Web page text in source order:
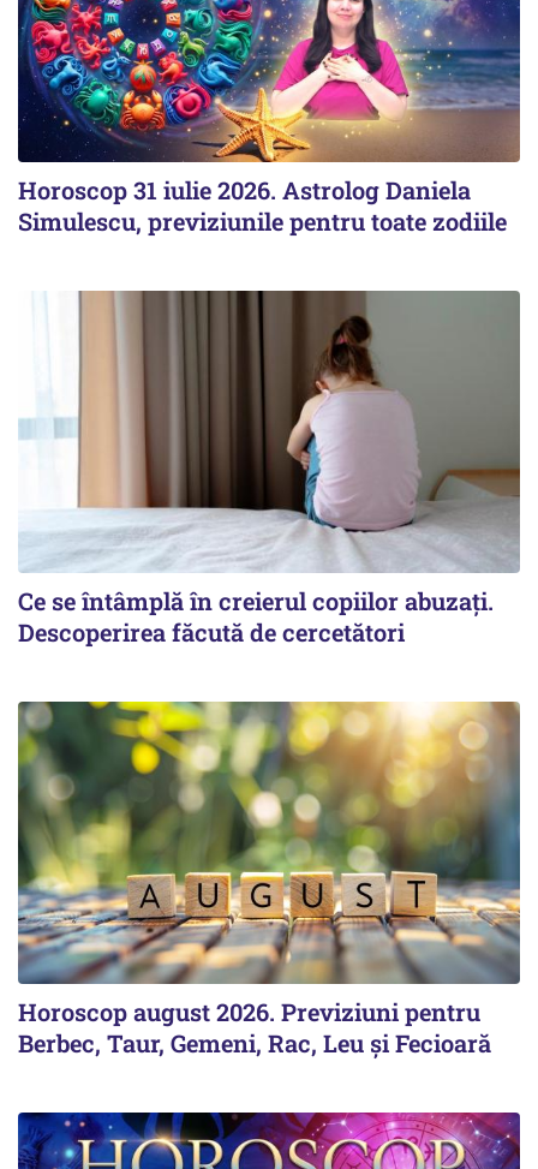
Horoscop 31 iulie 2026. Astrolog Daniela
Simulescu, previziunile pentru toate zodiile
Ce se întâmplă în creierul copiilor abuzați.
Descoperirea făcută de cercetători
Horoscop august 2026. Previziuni pentru
Berbec, Taur, Gemeni, Rac, Leu și Fecioară